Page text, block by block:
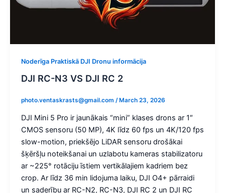
Noderīga Praktiskā DJI Dronu informācija
DJI RC-N3 VS DJI RC 2
photo.ventaskrasts@gmail.com / March 23, 2026
DJI Mini 5 Pro ir jaunākais “mini” klases drons ar 1″
CMOS sensoru (50 MP), 4K līdz 60 fps un 4K/120 fps
slow-motion, priekšējo LiDAR sensoru drošākai
šķēršļu noteikšanai un uzlabotu kameras stabilizatoru
ar ~225° rotāciju īstiem vertikālajiem kadriem bez
crop. Ar līdz 36 min lidojuma laiku, DJI O4+ pārraidi
un saderību ar RC-N2, RC-N3, DJI RC 2 un DJI RC